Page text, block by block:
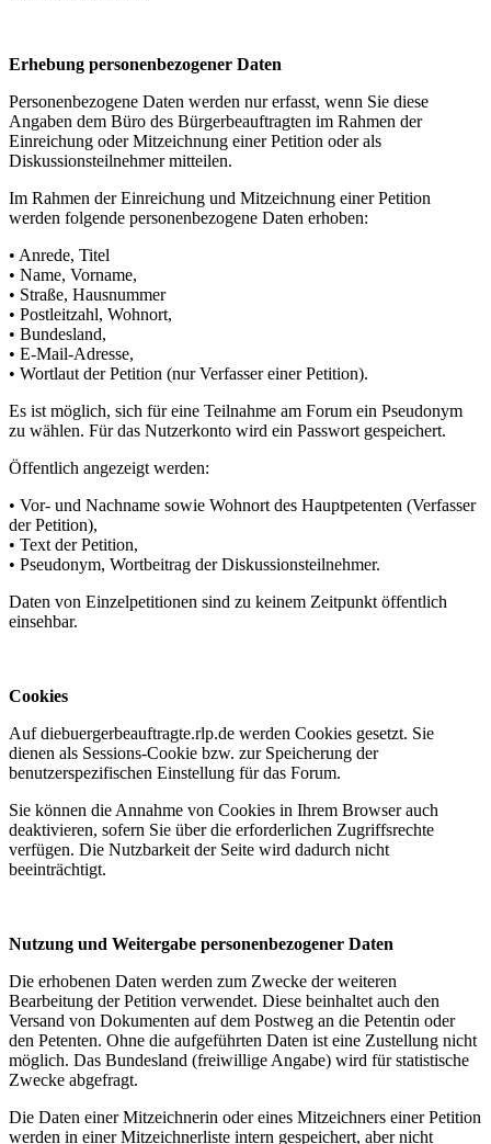
Erhebung personenbezogener Daten
Personenbezogene Daten werden nur erfasst, wenn Sie diese
Angaben dem Büro des Bürgerbeauftragten im Rahmen der
Einreichung oder Mitzeichnung einer Petition oder als
Diskussionsteilnehmer mitteilen.
Im Rahmen der Einreichung und Mitzeichnung einer Petition
werden folgende personenbezogene Daten erhoben:
• Anrede, Titel
• Name, Vorname,
• Straße, Hausnummer
• Postleitzahl, Wohnort,
• Bundesland,
• E-Mail-Adresse,
• Wortlaut der Petition (nur Verfasser einer Petition).
Es ist möglich, sich für eine Teilnahme am Forum ein Pseudonym
zu wählen. Für das Nutzerkonto wird ein Passwort gespeichert.
Öffentlich angezeigt werden:
• Vor- und Nachname sowie Wohnort des Hauptpetenten (Verfasser
der Petition),
• Text der Petition,
• Pseudonym, Wortbeitrag der Diskussionsteilnehmer.
Daten von Einzelpetitionen sind zu keinem Zeitpunkt öffentlich
einsehbar.
Cookies
Auf diebuergerbeauftragte.rlp.de werden Cookies gesetzt. Sie
dienen als Sessions-Cookie bzw. zur Speicherung der
benutzerspezifischen Einstellung für das Forum.
Sie können die Annahme von Cookies in Ihrem Browser auch
deaktivieren, sofern Sie über die erforderlichen Zugriffsrechte
verfügen. Die Nutzbarkeit der Seite wird dadurch nicht
beeinträchtigt.
Nutzung und Weitergabe personenbezogener Daten
Die erhobenen Daten werden zum Zwecke der weiteren
Bearbeitung der Petition verwendet. Diese beinhaltet auch den
Versand von Dokumenten auf dem Postweg an die Petentin oder
den Petenten. Ohne die aufgeführten Daten ist eine Zustellung nicht
möglich. Das Bundesland (freiwillige Angabe) wird für statistische
Zwecke abgefragt.
Die Daten einer Mitzeichnerin oder eines Mitzeichners einer Petition
werden in einer Mitzeichnerliste intern gespeichert, aber nicht